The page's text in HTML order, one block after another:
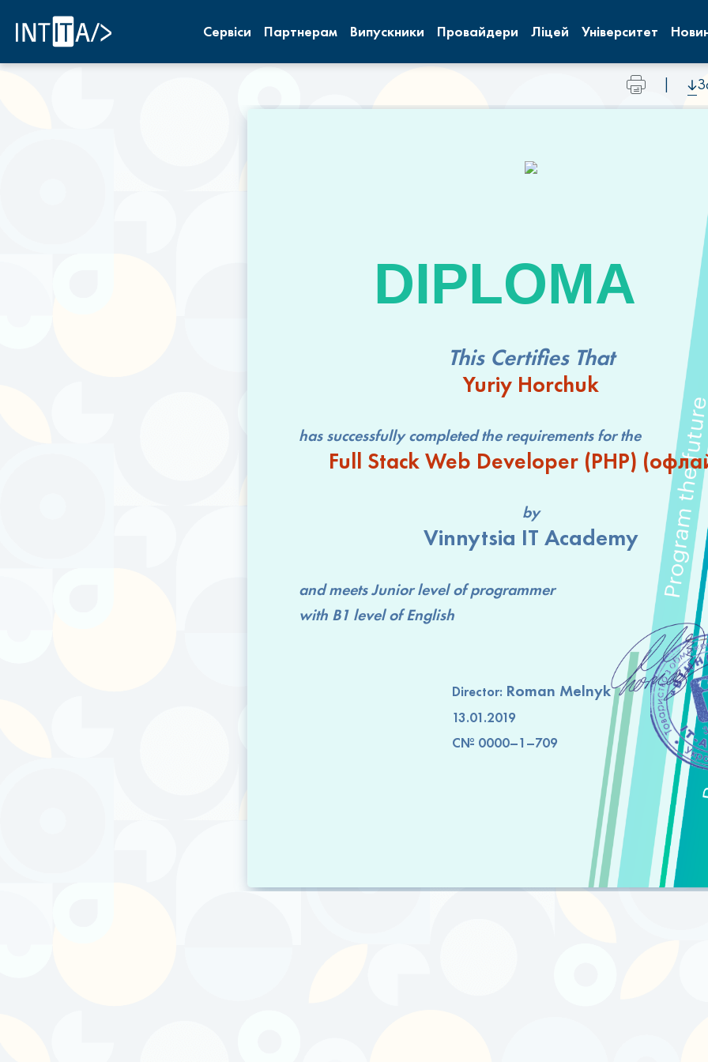
Сервіси Партнерам Випускники Провайдери Ліцей Університет
|
DIPLOMA
This Certifies That
Yuriy Horchuk
has successfully completed the requirements for the
Full Stack Web Developer (РНР)
by
Vinnytsia IT Academy
and meetsJunior levelof programmer
with B1 levelof English
Director: Roman Melnyk
13.01.2019
C№ 0000–1–709